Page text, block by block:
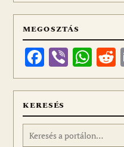
MEGOSZTÁS
Facebook
Viber
KERESÉS
Keresés: